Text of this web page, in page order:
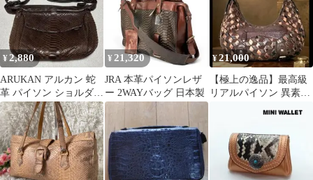
¥2,880
ARUKAN アルカン 蛇
革 パイソン ショルダー
バッグ ブラウン
¥ 21,320
JRA 本革パイソンレザ
ー 2WAYバッグ 日本製
¥21,000
【極上の逸品】最高級
リアルパイソン 異素材